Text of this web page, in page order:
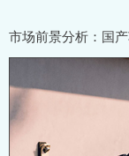
市场前景分析：国